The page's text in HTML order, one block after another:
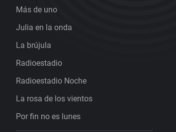
Más de uno
Julia en la onda
La brújula
Radioestadio
Radioestadio Noche
La rosa de los vientos
Por fin no es lunes